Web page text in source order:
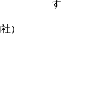
）